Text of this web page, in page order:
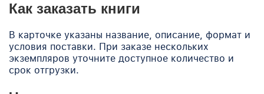
Как заказать книги
В карточке указаны название, описание, формат и
условия поставки. При заказе нескольких
экземпляров уточните доступное количество и
срок отгрузки.